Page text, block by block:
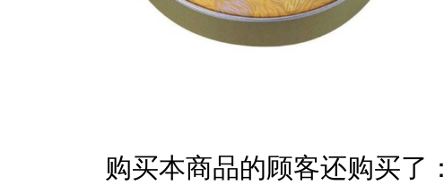
购买本商品的顾客还购买了：